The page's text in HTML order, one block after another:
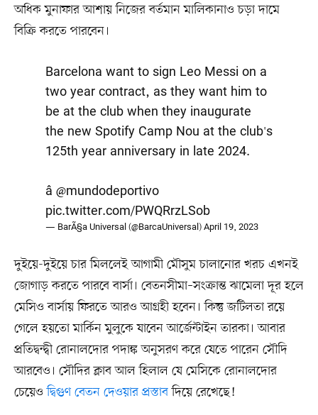
অধিক মুনাফার আশায় নিজের বর্তমান মালিকানাও চড়া দামে
বিক্রি করতে পারবেন।
Barcelona want to sign Leo Messi on a
two year contract, as they want him to
be at the club when they inaugurate
the new Spotify Camp Nou at the club's
125th year anniversary in late 2024.
â @mundodeportivo
pic.twitter.com/PWQRrzLSob
— BarÃ§a Universal (@BarcaUniversal)April 19, 2023
দুইয়ে-দুইয়ে চার মিললেই আগামী মৌসুম চালানোর খরচ এখনই
জোগাড় করতে পারবে বার্সা। বেতনসীমা–সংক্রান্ত ঝামেলা দূর হলে
মেসিও বার্সায় ফিরতে আরও আগ্রহী হবেন। কিন্তু জটিলতা রয়ে
গেলে হয়তো মার্কিন মুলুকে যাবেন আর্জেন্টাইন তারকা। আবার
প্রতিদ্বন্দ্বী রোনালদোর পদাঙ্ক অনুসরণ করে যেতে পারেন সৌদি
আরবেও। সৌদির ক্লাব আল হিলাল যে মেসিকে রোনালদোর
চেয়েওদ্বিগুণ বেতন দেওয়ার প্রস্তাবদিয়ে রেখেছে!